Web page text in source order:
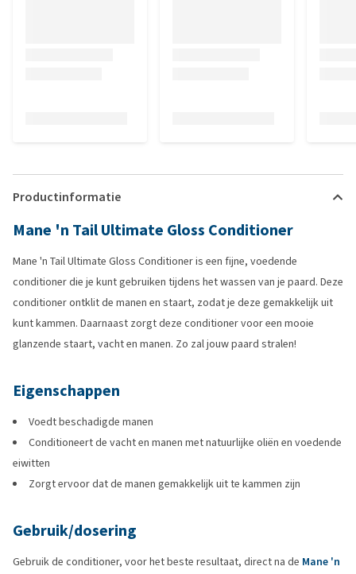
Productinformatie
Mane 'n Tail Ultimate Gloss Conditioner
Mane 'n Tail Ultimate Gloss Conditioner is een fijne, voedende
conditioner die je kunt gebruiken tijdens het wassen van je paard. Deze
conditioner ontklit de manen en staart, zodat je deze gemakkelijk uit
kunt kammen. Daarnaast zorgt deze conditioner voor een mooie
glanzende staart, vacht en manen. Zo zal jouw paard stralen!
Eigenschappen
Voedt beschadigde manen
Conditioneert de vacht en manen met natuurlijke oliën en voedende
eiwitten
Zorgt ervoor dat de manen gemakkelijk uit te kammen zijn
Gebruik/dosering
Gebruik de conditioner, voor het beste resultaat, direct na de Mane 'n